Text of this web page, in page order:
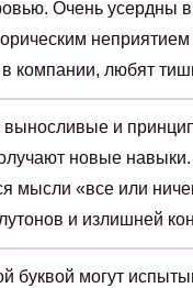
Очень усердны
компании, любят
и
новые
мысли «все или
и излишней
буквой могут